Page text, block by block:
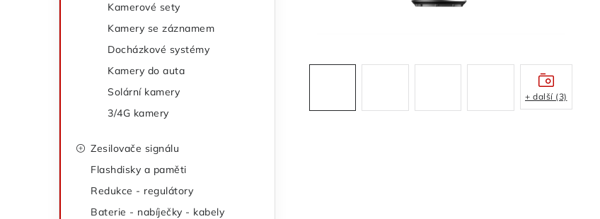
Kamerové sety
Kamery se záznamem
Docházkové systémy
Kamery do auta
Solární kamery
3/4G kamery
Zesilovače signálu
Flashdisky a paměti
Redukce - regulátory
Baterie - nabíječky - kabely
+ další (3)